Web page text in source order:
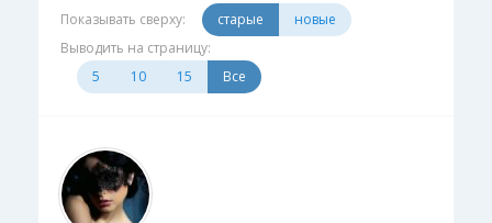
Показывать сверху: старые
новые
Выводить на страницу:
5
10 15 Все